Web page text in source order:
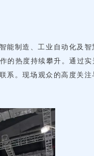
制造、工业自动化及
的热度持续攀升。通过
系。现场观众的高度关